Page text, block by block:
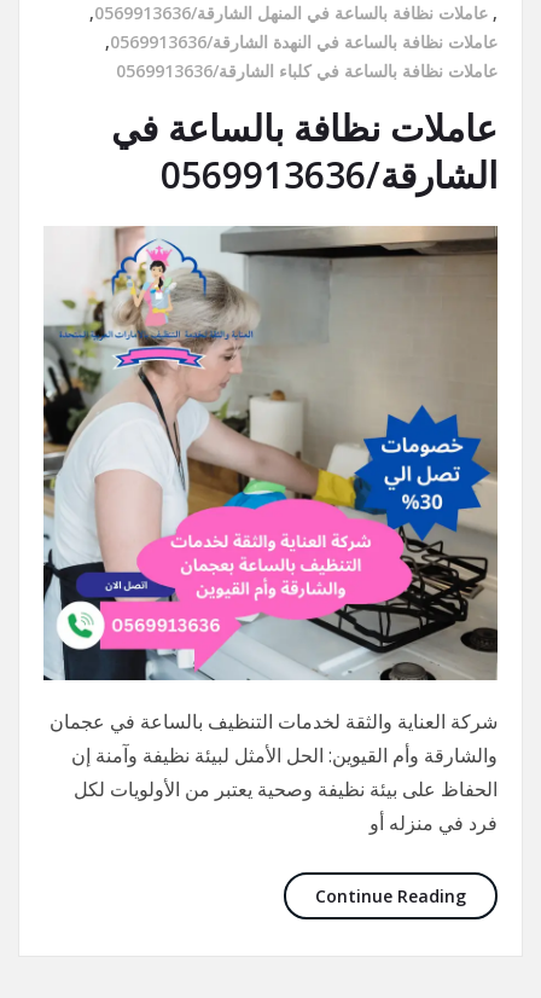
, عاملات نظافة بالساعة في المنهل الشارقة/0569913636
,
عاملات نظافة بالساعة في النهدة الشارقة/0569913636
,
عاملات نظافة بالساعة في كلباء الشارقة/0569913636
عاملات نظافة بالساعة في
الشارقة/0569913636
شركة العناية والثقة لخدمات التنظيف بالساعة في عجمان
والشارقة وأم القيوين: الحل الأمثل لبيئة نظيفة وآمنة إن
الحفاظ على بيئة نظيفة وصحية يعتبر من الأولويات لكل
فرد في منزله أو
Continue Reading